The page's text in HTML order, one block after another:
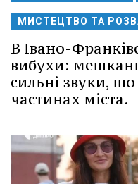
МИСТЕЦТВО ТА
В Івано-
вибухи:
сильні звуки, що
частинах міста.